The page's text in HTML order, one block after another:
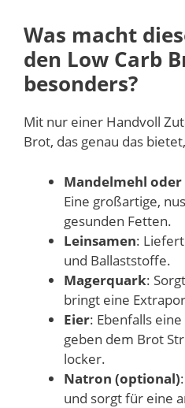
Was macht
den Low Carb
besonders?
Mit nur einer Handvoll
Brot, das genau das
Mandelmehl
Eine großartige,
gesunden Fetten.
Leinsamen:
und Ballaststoffe.
Magerquark:
bringt eine
Eier: Ebenfalls
geben dem Brot
locker.
Natron (optional)
und sorgt für eine